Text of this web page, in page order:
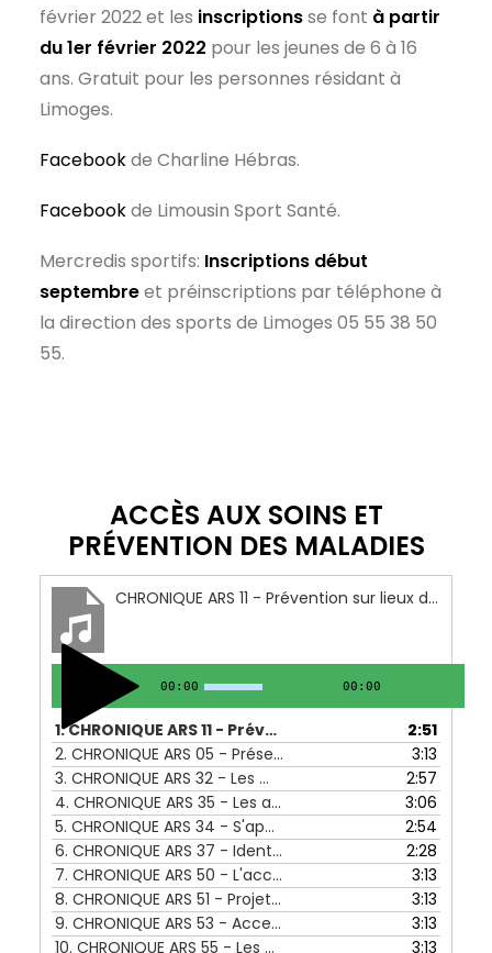
février 2022 et les inscriptionsse font à partir
du1er février 2022 pour les jeunes de 6 à 16
ans. Gratuit pour les personnes résidant à
Limoges.
Facebookde Charline Hébras.
Facebookde Limousin Sport Santé.
Mercredis sportifs: Inscriptions début
septembreet préinscriptions par téléphone à
la direction des sports de Limoges 05 55 38 50
55.
ACCÈS AUX SOINS ET
PRÉVENTION DES MALADIES
CHRONIQUE ARS 11 - Prévention sur lieux de travail - 13 au 17 décembre 2021
00:00 00:00
1.CHRONIQUE ARS 11 - Prévention sur lieux de travail - 13 au 17 décembre 2021
2:51
2. CHRONIQUE ARS 05 - Présentation du planning familial - 01 au 05 novembre 2021
3:13
3. CHRONIQUE ARS 32 - Les missions de l'accompagnatrice santé - 09 au 13 mai 2022
2:57
4. CHRONIQUE ARS 35 - Les ateliers proposés par l'accompagnatrice santé - 30 au 03 juin 2022
3:06
5. CHRONIQUE ARS 34 - S'appuyer sur un réseau d'acteur pour orienter les patients - 23 au 27 mai 2022
2:54
6. CHRONIQUE ARS 37 - Identifier les raisons de non recours aux soins - 13 au 17 juin 2022
2:28
7. CHRONIQUE ARS 50 - L'accessibilité aux soins des personnes sourdes ou malentendantes - 12 au 16 septembre 2022
3:13
8. CHRONIQUE ARS 51 - Projet d'une unité d'acceuil et de soins pour sourds à Limoges - 19 au 23 septembre 2022
3:13
9. CHRONIQUE ARS 53 - Accessibilité aux soins pour les personnes aveugles ou malvoyantes - 03 au 07 octobre 2022
3:13
10. CHRONIQUE ARS 55 - Les chiens guides d'aveugles dans les parcours de soins - 17 au 21 octobre 2022
3:13